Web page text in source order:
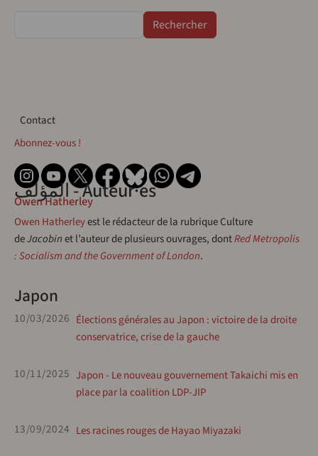
Contact
Contact
Abonnez-vous !
المؤلف - Auteur·esOwen Hatherley
Owen Hatherleyest le rédacteur de la rubrique Culture
deJacobinet l’auteur de plusieurs ouvrages, dontRed Metropolis
: Socialism and the Government of London.
Japon
10/03/2026 Élections générales au Japon : victoire de la droite
conservatrice, crise de la gauche
10/11/2025 Japon - Le nouveau gouvernement Takaichi mis en
place par la coalition LDP-JIP
13/09/2024 Les racines rouges de Hayao Miyazaki